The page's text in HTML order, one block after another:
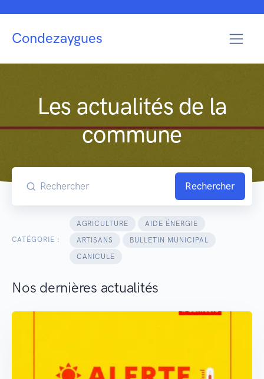
Condezaygues
Les actualités de la
commune
Rechercher
CATÉGORIE :
AGRICULTURE
AIDE ÉNERGIE
ARTISANS
BULLETIN MUNICIPAL
CANICULE
Nos dernières actualités